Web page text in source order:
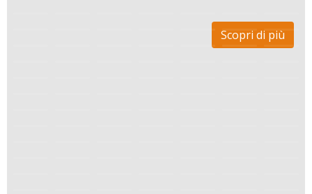
Scopri di più